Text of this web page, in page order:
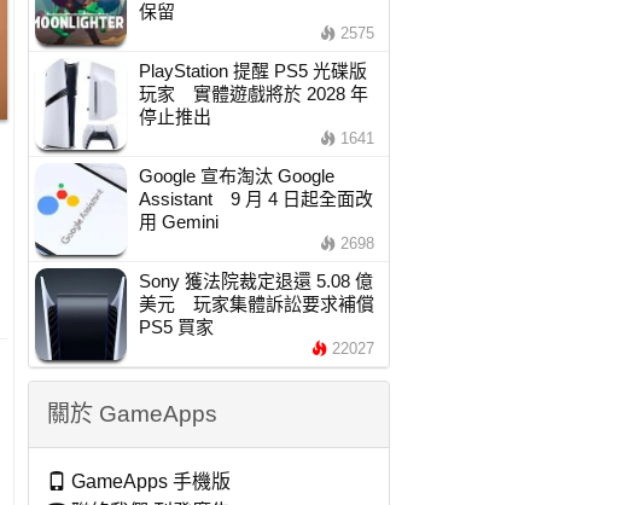
保留
2575
PlayStation 提醒 PS5 光碟版
玩家 實體遊戲將於 2028 年
停止推出
1641
Google 宣布淘汰 Google
Assistant 9 月 4 日起全面改
用 Gemini
2698
Sony 獲法院裁定退還 5.08 億
美元 玩家集體訴訟要求補償
PS5 買家
22027
關於 GameApps
GameApps 手機版